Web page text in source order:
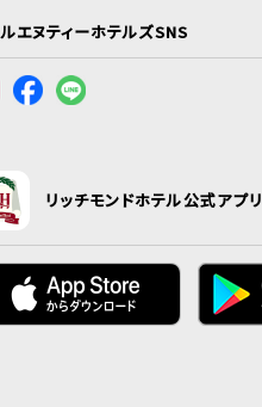
エヌティーホテルズSNS
リッチモンドホテル公式アプリ